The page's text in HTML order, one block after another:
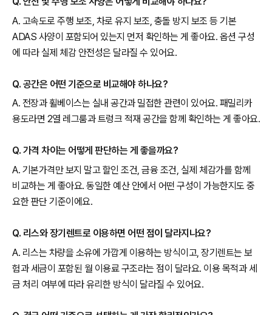
A. 고속도로 주행 보조, 차로 유지 보조, 충돌 방지 보조 등 기본
ADAS 사양이 포함되어 있는지 먼저 확인하는 게 좋아요. 옵션 구성
에 따라 실제 체감 안전성은 달라질 수 있어요.
Q. 공간은 어떤 기준으로 비교해야 하나요?
A. 전장과 휠베이스는 실내 공간과 밀접한 관련이 있어요. 패밀리카
용도라면 2열 레그룸과 트렁크 적재 공간을 함께 확인하는 게 좋아요.
Q. 가격 차이는 어떻게 판단하는 게 좋을까요?
A. 기본가격만 보지 말고 할인 조건, 금융 조건, 실제 체감가를 함께
비교하는 게 좋아요. 동일한 예산 안에서 어떤 구성이 가능한지도 중
요한 판단 기준이에요.
Q. 리스와 장기렌트로 이용하면 어떤 점이 달라지나요?
A. 리스는 차량을 소유에 가깝게 이용하는 방식이고, 장기렌트는 보
험과 세금이 포함된 월 이용료 구조라는 점이 달라요. 이용 목적과 세
금 처리 여부에 따라 유리한 방식이 달라질 수 있어요.